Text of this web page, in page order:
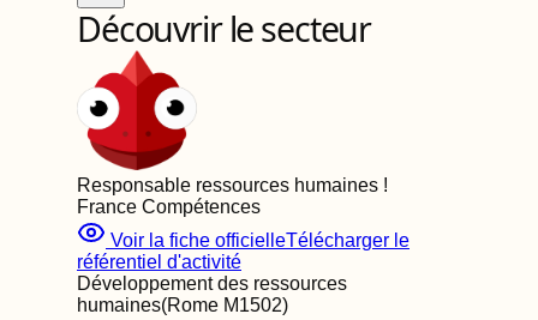
Découvrir le secteur
Responsable ressources humaines !
France Compétences
Voir la fiche officielleTélécharger le
référentiel d'activité
Développement des ressources
humaines(Rome M1502)